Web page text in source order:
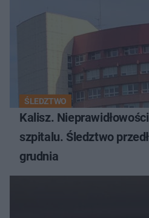
ŚLEDZTWO
Kalisz.
szpitalu. Śledztwo
grudnia